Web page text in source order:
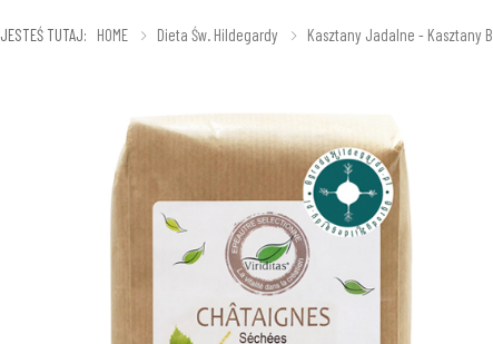
JESTEŚ TUTAJ: HOME Dieta Św. Hildegardy Kasztany Jadalne - Kasztany